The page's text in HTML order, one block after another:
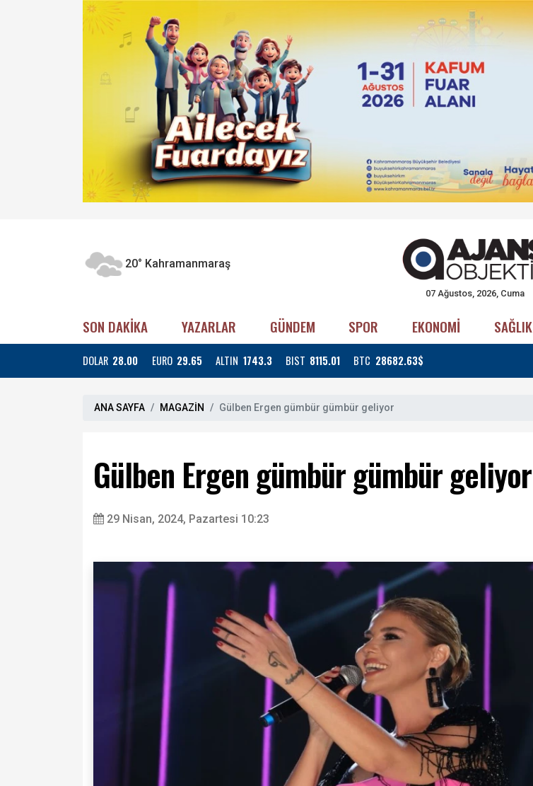
20° Kahramanmaraş
07 Ağustos, 2026, Cuma
SON DAKİKA YAZARLAR GÜNDEM SPOR EKONOMİ SAĞLIK
DOLAR 28.00 EURO 29.65 ALTIN 1743.3 BIST 8115.01 BTC 28682.63$
ANA SAYFA MAGAZİN Gülben Ergen gümbür gümbür geliyor
Gülben Ergen gümbür gümbür geliyor
29 Nisan, 2024, Pazartesi 10:23